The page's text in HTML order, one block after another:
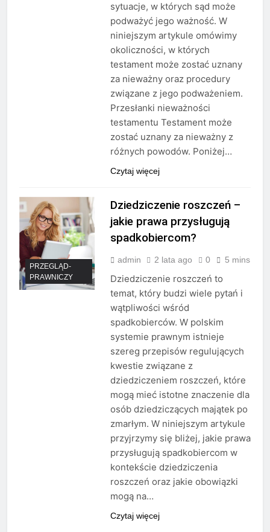
sytuacje, w których sąd może
podważyć jego ważność. W
niniejszym artykule omówimy
okoliczności, w których
testament może zostać uznany
za nieważny oraz procedury
związane z jego podważeniem.
Przesłanki nieważności
testamentu Testament może
zostać uznany za nieważny z
różnych powodów. Poniżej…
Czytaj więcej
PRZEGLĄD-
PRAWNICZY
Dziedziczenie roszczeń –
jakie prawa przysługują
spadkobiercom?
admin 2 lata ago 0 5 mins
Dziedziczenie roszczeń to
temat, który budzi wiele pytań i
wątpliwości wśród
spadkobierców. W polskim
systemie prawnym istnieje
szereg przepisów regulujących
kwestie związane z
dziedziczeniem roszczeń, które
mogą mieć istotne znaczenie dla
osób dziedziczących majątek po
zmarłym. W niniejszym artykule
przyjrzymy się bliżej, jakie prawa
przysługują spadkobiercom w
kontekście dziedziczenia
roszczeń oraz jakie obowiązki
mogą na…
Czytaj więcej